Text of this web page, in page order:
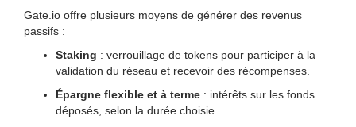
Gate.io offre plusieurs moyens de générer des revenus
passifs :
Staking : verrouillage de tokens pour participer à la
validation du réseau et recevoir des récompenses.
Épargne flexible et à terme : intérêts sur les fonds
déposés, selon la durée choisie.